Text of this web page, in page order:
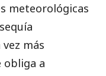
meteorológicas
más
obliga a